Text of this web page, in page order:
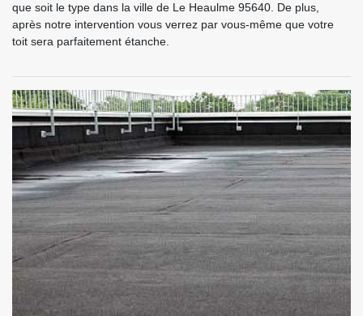
que soit le type dans la ville de Le Heaulme 95640. De plus,
après notre intervention vous verrez par vous-même que votre
toit sera parfaitement étanche.